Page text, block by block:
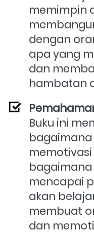
memimpin
dengan
apa yang
dan
hambatan
Buku ini
mencapai
akan
membuat
dan